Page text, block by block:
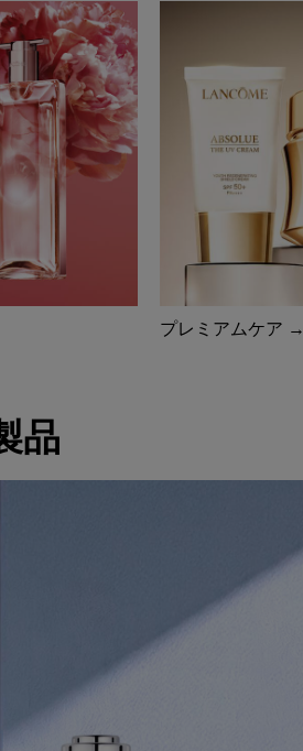
プレミアムケア →
品